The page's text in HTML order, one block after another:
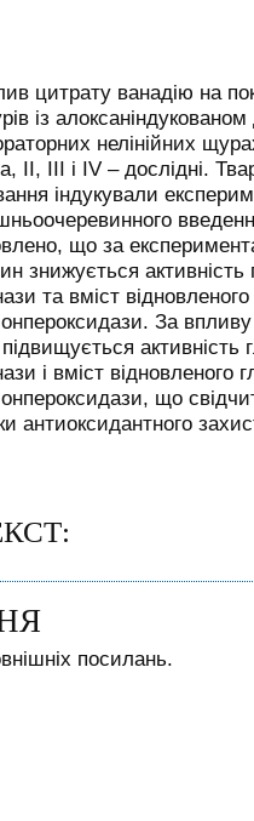
цитрату ванадію на
із
нелінійних
ІІ, ІІІ і ІV – дослідні.
індукували
що за
знижується активність
та вміст
За
активність
і вміст відновленого
що
антиоксидантного
посилань.